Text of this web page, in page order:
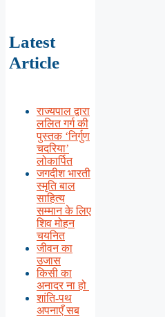
Latest
Article
राज्यपाल द्वारा
ललित गर्ग की
पुस्तक ‘निर्गुण
चदरिया’
लोकार्पित
जगदीश भारती
स्मृति बाल
साहित्य
सम्मान के लिए
शिव मोहन
चयनित
जीवन का
उजास
किसी का
अनादर ना हो
शांति-पथ
अपनाएँ सब